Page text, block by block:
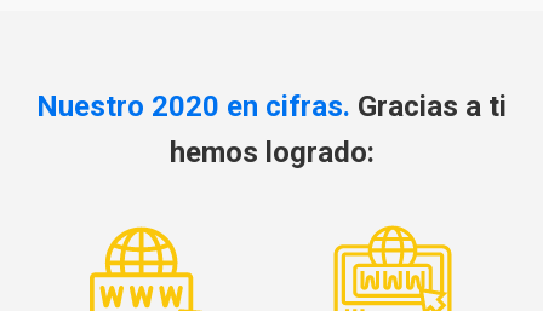
Nuestro 2020 en cifras. Gracias a ti
hemos logrado: